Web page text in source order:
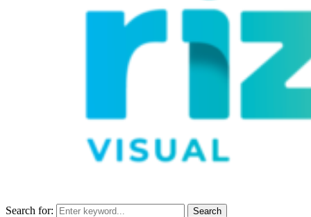
Search for: Search